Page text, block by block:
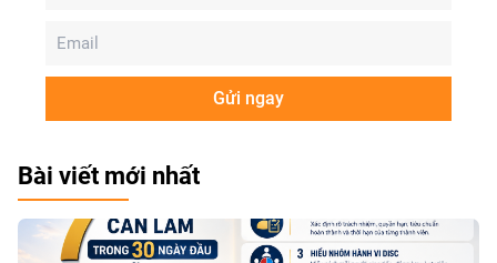
Gửi ngay
Bài viết mới nhất